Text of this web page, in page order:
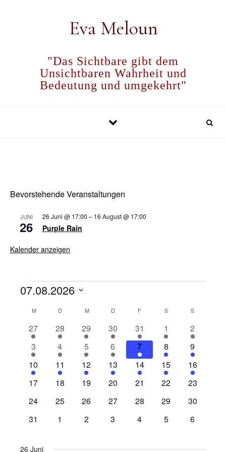
Eva Meloun
"Das Sichtbare gibt dem
Unsichtbaren Wahrheit und
Bedeutung und umgekehrt"
Bevorstehende Veranstaltungen
JUNI
26
26 Juni @ 17:00 – 16 August @ 17:00
Purple Rain
Kalender anzeigen